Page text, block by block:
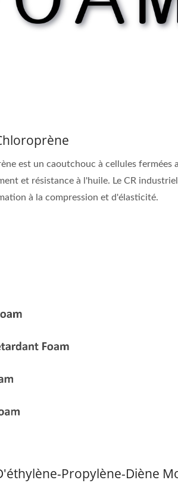
est un caoutchouc à cellules fermées
et résistance à l'huile. Le CR
à la compression et d'élasticité.
Propylène-Diène